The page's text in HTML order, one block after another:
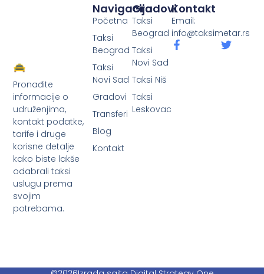
Pronađite
informacije o
udruženjima,
kontakt podatke,
tarife i druge
korisne detalje
kako biste lakše
odabrali taksi
uslugu prema
svojim
potrebama.
Gradovi
Taksi
Beograd
Taksi
Novi Sad
Taksi Niš
Taksi
Leskovac
Navigacija
Početna
Taksi
Beograd
Taksi
Novi Sad
Gradovi
Transferi
Blog
Kontakt
Kontakt
Email:
info@taksimetar.rs